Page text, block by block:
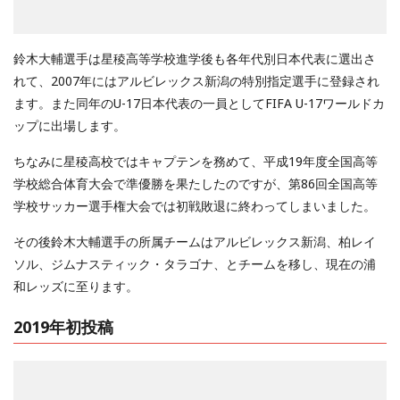
鈴木大輔選手は星稜高等学校進学後も各年代別日本代表に選出さ
れて、2007年にはアルビレックス新潟の特別指定選手に登録され
ます。また同年のU-17日本代表の一員としてFIFA U-17ワールドカ
ップに出場します。
ちなみに星稜高校ではキャプテンを務めて、平成19年度全国高等
学校総合体育大会で準優勝を果たしたのですが、第86回全国高等
学校サッカー選手権大会では初戦敗退に終わってしまいました。
その後鈴木大輔選手の所属チームはアルビレックス新潟、柏レイ
ソル、ジムナスティック・タラゴナ、とチームを移し、現在の浦
和レッズに至ります。
2019年初投稿